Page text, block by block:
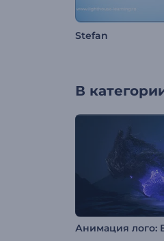
Stefan
В